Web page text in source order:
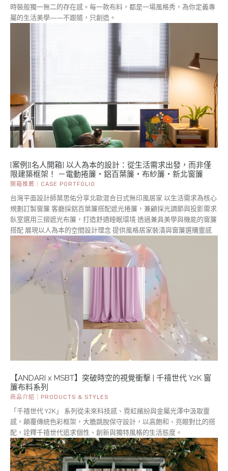
時裝般獨一無二的存在感。每一款布料，都是一場風格秀，為你定義專
屬的生活美學——不跟隨，只創造。
[案例][名人開箱] 以人為本的設計：從生活需求出發，而非僅
限建築框架！ －電動捲簾・鋁百葉簾・布紗簾・新北窗簾
開箱推薦｜CASE PORTFOLIO
台灣平面設計師葉思佑分享北歐混合日式無印風居家 以生活需求為核心
規劃訂製窗簾 客廳採鋁百葉簾搭配遮光捲簾，兼顧採光調節與投影需求
臥室選用三摺遮光布簾，打造舒適睡眠環境 透過兼具美學與機能的窗簾
搭配 展現以人為本的空間設計理念 提供風格居家裝潢與窗簾選購靈感
【ANDARI x MSBT】突破時空的視覺衝擊 | 千禧世代 Y2K 窗
簾布料系列
商品介紹｜PRODUCTS & STYLES
「千禧世代 Y2K」 系列從未來科技感、霓虹繽紛與金屬光澤中汲取靈
感，顛覆傳統色彩框架，大膽跳脫保守設計，以高飽和、亮眼對比的搭
配，詮釋千禧世代追求個性、創新與獨特風格的生活態度。